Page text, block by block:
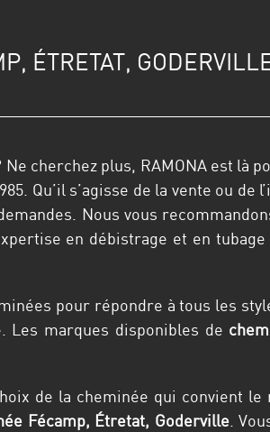
ÉTRETAT,
Ne cherchez plus, RAMONA est là
Qu’il s’agisse de la vente ou de
Nous vous
en débistrage et en tubage
pour répondre à tous les
Les marques disponibles de
de la cheminée qui convient le
Fécamp, Étretat, Goderville.